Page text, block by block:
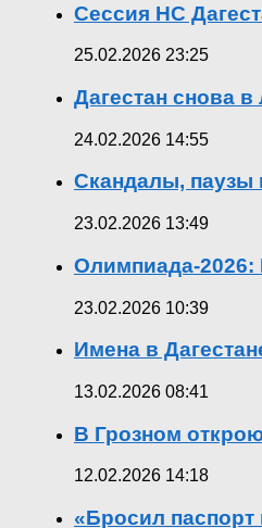
Сессия НС
25.02.2026 23:25
Дагестан снова
24.02.2026 14:55
Скандалы, паузы
23.02.2026 13:49
Олимпиада-2026:
23.02.2026 10:39
Имена в
13.02.2026 08:41
В Грозном
12.02.2026 14:18
«Бросил